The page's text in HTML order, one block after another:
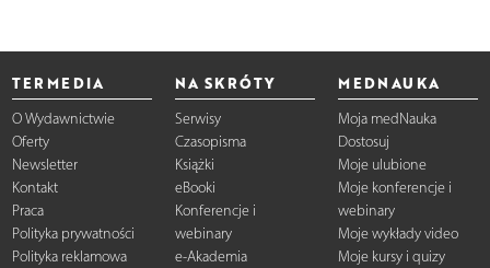
TERMEDIA
O Wydawnictwie
Oferty
Newsletter
Kontakt
Praca
Polityka prywatności
Polityka reklamowa
NA SKRÓTY
Serwisy
Czasopisma
Książki
eBooki
Konferencje i
webinary
e-Akademia
MEDNAUKA
Moja medNauka
Dostosuj
Moje ulubione
Moje konferencje i
webinary
Moje wykłady video
Moje kursy i quizy